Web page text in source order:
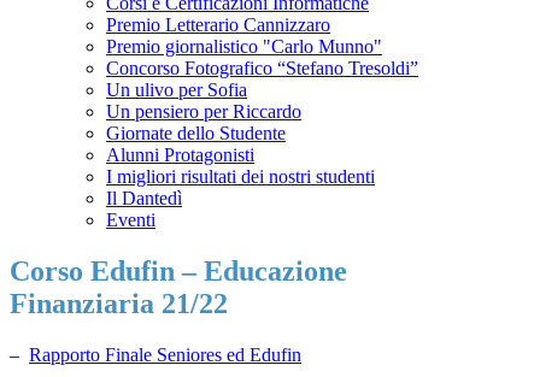
Premio Letterario Cannizzaro
Premio giornalistico "Carlo Munno"
Concorso Fotografico “Stefano Tresoldi”
Un ulivo per Sofia
Un pensiero per Riccardo
Giornate dello Studente
Alunni Protagonisti
I migliori risultati dei nostri studenti
Il Dantedì
Eventi
Corso Edufin – Educazione
Finanziaria 21/22
– Rapporto Finale Seniores ed Edufin